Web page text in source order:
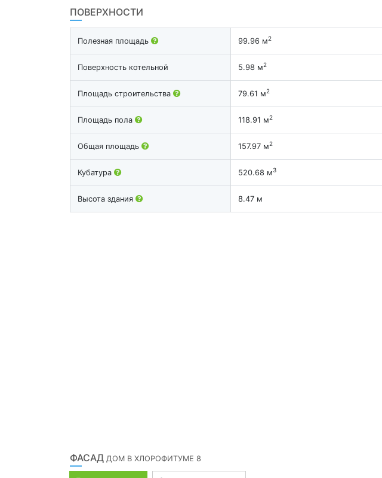
ПОВЕРХНОСТИ
Полезная площадь 99.96 м2
Поверхность котельной 5.98 м2
Площадь строительства 79.61 м2
Площадь пола 118.91 м2
Общая площадь 157.97 м2
Кубатура 520.68 м3
Высота здания 8.47 м
ФАСАД ДОМ В ХЛОРОФИТУМЕ 8